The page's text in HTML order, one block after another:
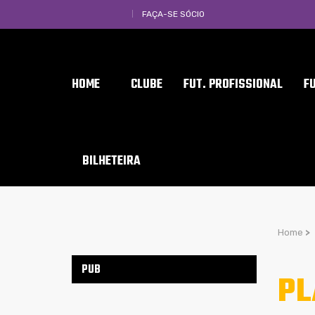
FAÇA-SE SÓCIO
HOME CLUBE FUT. PROFISSIONAL
BILHETEIRA
Home >
PUB